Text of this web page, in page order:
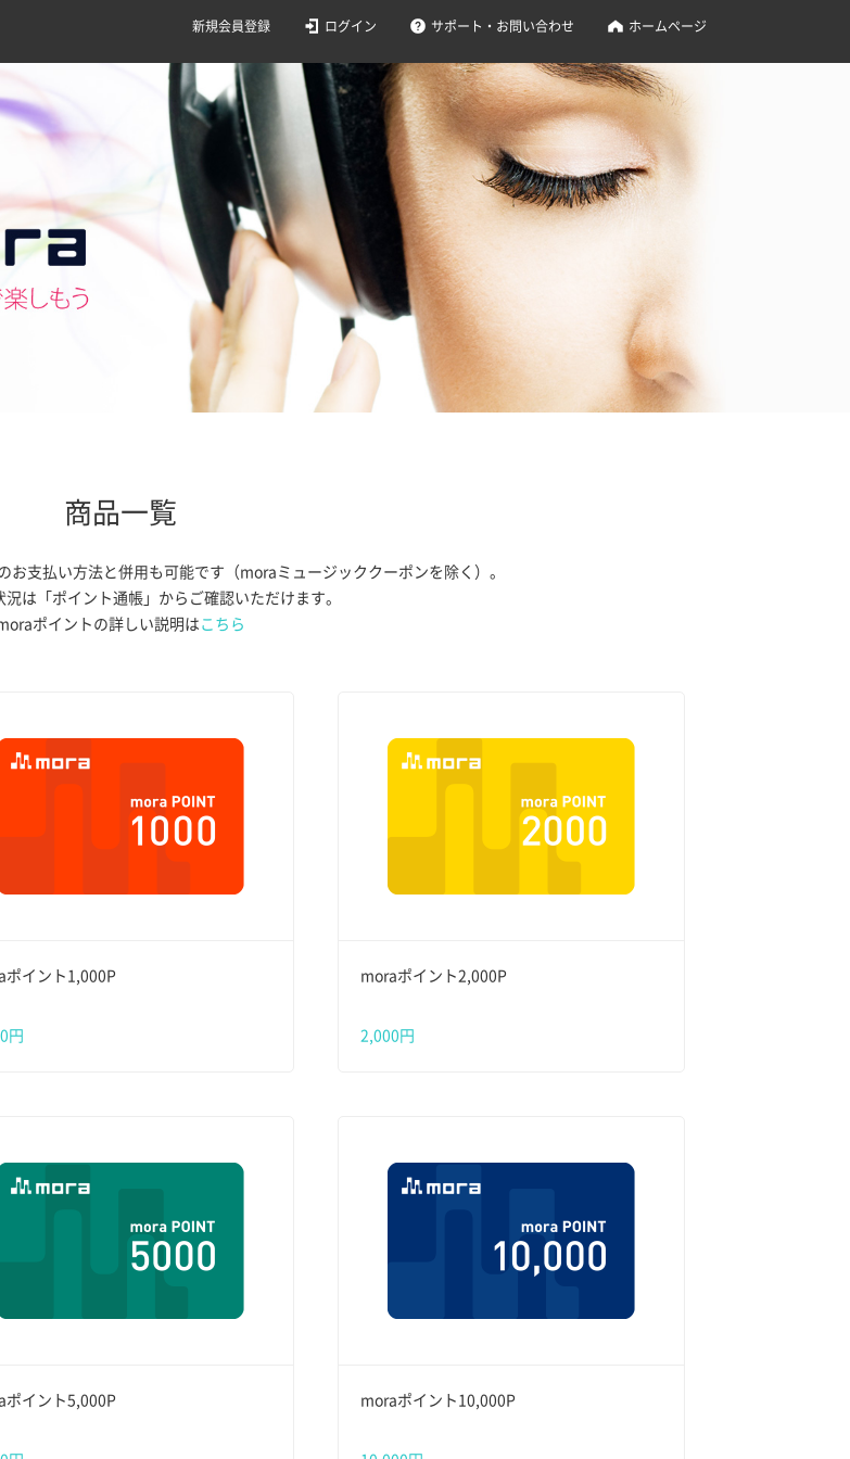
新規会員登録 ログイン サポート・お問い合わせ ホームページ
商品一覧
お支払い方法と併用も可能です（moraミュージッククーポンを除く）。
況は「ポイント通帳」からご確認いただけます。
ポイントの詳しい説明は こちら
ポイント1,000P
円
moraポイント2,000P
2,000円
ポイント5,000P moraポイント10,000P